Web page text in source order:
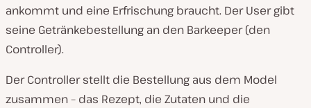
ankommt und eine Erfrischung braucht. Der User gibt
seine Getränkebestellung an den Barkeeper (den
Controller).
Der Controller stellt die Bestellung aus dem Model
zusammen – das Rezept, die Zutaten und die